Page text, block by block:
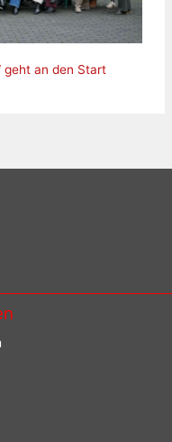
geht an den Start